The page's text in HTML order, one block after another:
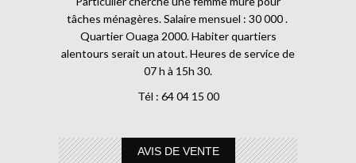
tâches ménagères. Salaire mensuel : 30 000 .
Quartier Ouaga 2000. Habiter quartiers
alentours serait un atout. Heures de service de
07 h à 15h 30.
Tél : 64 04 15 00
AVIS DE VENTE